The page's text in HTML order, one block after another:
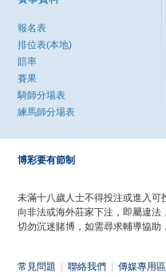
報名表
排位表(本地)
賠率
賽果
騎師分場表
練馬師分場表
博彩要有節制
未滿十八歲人士不得投注或進入可
向非法或海外莊家下注，即屬違法
切勿沉迷賭博，如需尋求輔導協助
常見問題 聯絡我們 傳媒專用區